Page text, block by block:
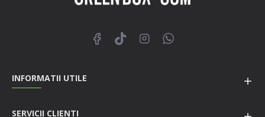
INFORMATII UTILE
SERVICII CLIENTI